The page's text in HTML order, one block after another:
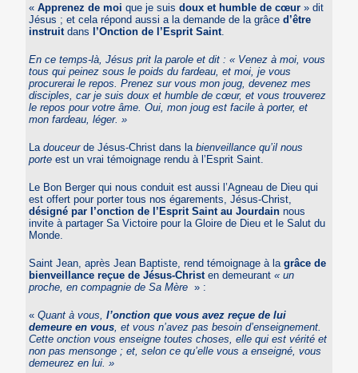
«Apprenez de moi que je suisdoux et humble de cœur » dit
Jésus ; et cela répond aussi a la demande de la grâced’être
instruitdans l’Onction de l’Esprit Saint.
En ce temps-là, Jésus prit la parole et dit : « Venez à moi, vous
tous qui peinez sous le poids du fardeau, et moi, je vous
procurerai le repos. Prenez sur vous mon joug, devenez mes
disciples, car je suis doux et humble de cœur, et vous trouverez
le repos pour votre âme. Oui, mon joug est facile à porter, et
mon fardeau, léger. »
Ladouceurde Jésus-Christ dans labienveillance qu’il nous
porte est un vrai témoignage rendu à l’Esprit Saint.
Le Bon Berger qui nous conduit est aussi l’Agneau de Dieu qui
est offert pour porter tous nos égarements, Jésus-Christ,
désigné par l’onction de l’Esprit Saint au Jourdain nous
invite à partager Sa Victoire pour la Gloire de Dieu et le Salut du
Monde.
Saint Jean, après Jean Baptiste, rend témoignage à lagrâce de
bienveillance reçue de Jésus-Christen demeurant« un
proche, en compagnie de Sa Mère » :
«Quant à vous,l’onction que vous avez reçue de lui
demeure en vous, et vous n’avez pas besoin d’enseignement.
Cette onction vous enseigne toutes choses, elle qui est vérité et
non pas mensonge ; et, selon ce qu’elle vous a enseigné, vous
demeurez en lui. »